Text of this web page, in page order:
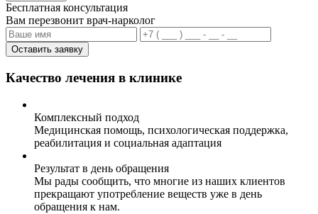
Бесплатная консультация
Вам перезвонит врач-нарколог
Оставить заявку
Качество лечения в клинике
Комплексный подход
Медицинская помощь, психологическая поддержка,
реабилитация и социальная адаптация
Результат в день обращения
Мы рады сообщить, что многие из наших клиентов
прекращают употребление веществ уже в день
обращения к нам.